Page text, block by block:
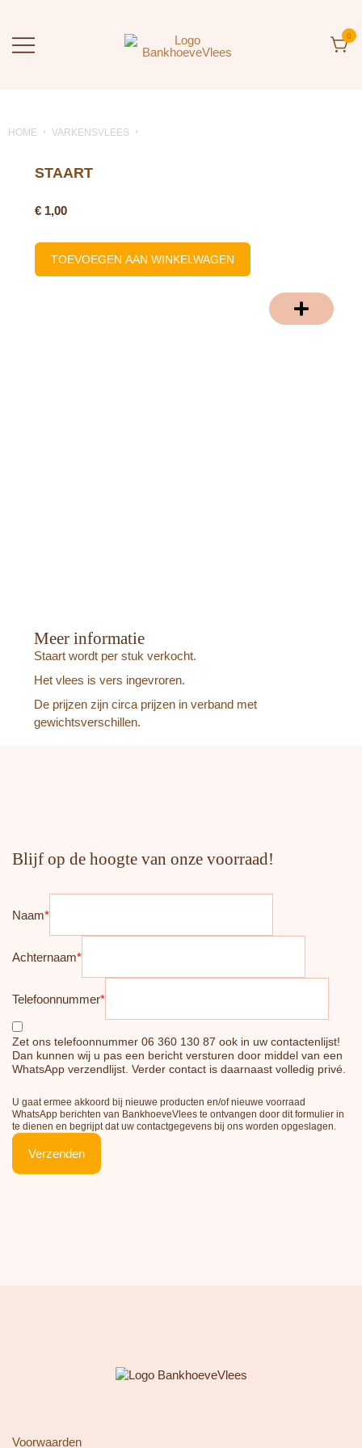
0
HOME VARKENSVLEES
STAART
€ 1,00
TOEVOEGEN AAN WINKELWAGEN
Meer informatie
Staart wordt per stuk verkocht.
Het vlees is vers ingevroren.
De prijzen zijn circa prijzen in verband met
gewichtsverschillen.
Blijf op de hoogte van onze voorraad!
Naam*
Achternaam*
Telefoonnummer*
Zet ons telefoonnummer 06 360 130 87 ook in uw contactenlijst!
Dan kunnen wij u pas een bericht versturen door middel van een
WhatsApp verzendlijst. Verder contact is daarnaast volledig privé.
U gaat ermee akkoord bij nieuwe producten en/of nieuwe voorraad
WhatsApp berichten van BankhoeveVlees te ontvangen door dit formulier in
te dienen en begrijpt dat uw contactgegevens bij ons worden opgeslagen.
Verzenden
Voorwaarden